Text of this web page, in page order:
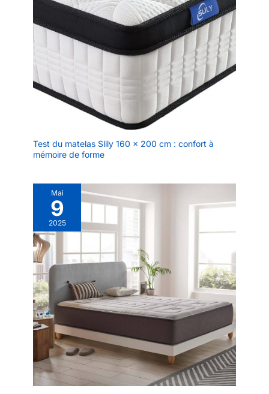
Test du matelas Slily 160 x 200 cm : confort à
mémoire de forme
Mai
9
2025